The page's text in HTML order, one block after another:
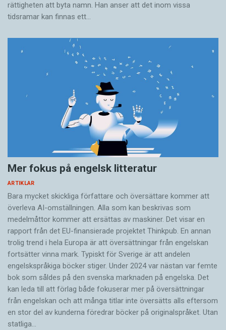
rättigheten att byta namn. Han anser att det inom vissa
tidsramar kan finnas ett…
Mer fokus på engelsk litteratur
ARTIKLAR
Bara mycket skickliga författare och översättare ­kommer att
överleva AI-omställningen. Alla som kan beskrivas som
medelmåttor kommer att ersättas av maskiner. Det visar en
rapport från det EU-finansierade projektet Thinkpub. En annan
trolig trend i hela Europa är att översättningar från engelskan
fortsätter vinna mark. Typiskt för Sverige är att andelen
engelskspråkiga böcker stiger. Under 2024 var nästan var femte
bok som såldes på den svenska marknaden på engelska. Det
kan leda till att förlag både fokuserar mer på översättningar
från engelskan och att många titlar inte översätts alls eftersom
en stor del av kunderna föredrar böcker på originalspråket. Utan
statliga…